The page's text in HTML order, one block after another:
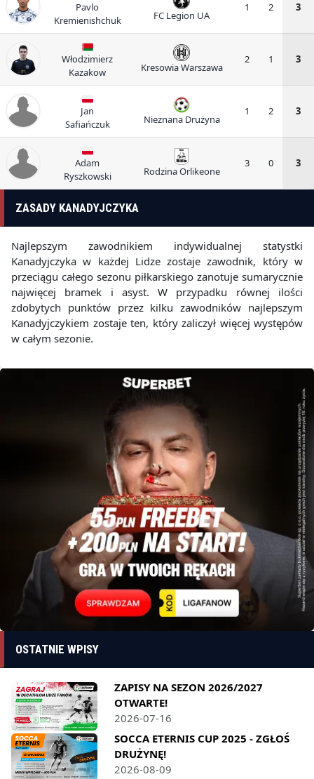
Pavlo
Kremienishchuk
FC Legion UA
1 2 3
Włodzimierz
Kazakow
Kresowia Warszawa
2 1 3
Jan
Safiańczuk
Nieznana Drużyna
1 2 3
Adam
Ryszkowski
Rodzina Orlikeone
3 0 3
ZASADY KANADYJCZYKA
Najlepszym zawodnikiem indywidualnej statystki
Kanadyjczyka w każdej Lidze zostaje zawodnik, który w
przeciągu całego sezonu piłkarskiego zanotuje sumarycznie
najwięcej bramek i asyst. W przypadku równej ilości
zdobytych punktów przez kilku zawodników najlepszym
Kanadyjczykiem zostaje ten, który zaliczył więcej występów
w całym sezonie.
OSTATNIE WPISY
ZAPISY NA SEZON 2026/2027
OTWARTE!
2026-07-16
SOCCA ETERNIS CUP 2025 - ZGŁOŚ
DRUŻYNĘ!
2026-08-09